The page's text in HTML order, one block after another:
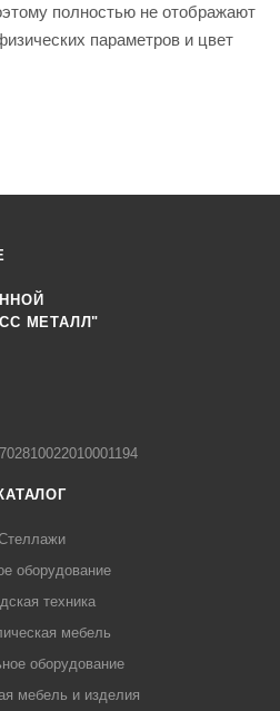
полностью не отображают
параметров и цвет
МЕТАЛЛ"
оборудование
техника
мебель
оборудование
мебель и изделия